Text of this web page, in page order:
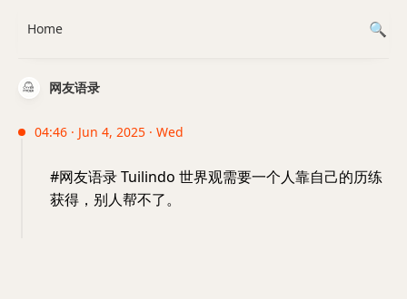
网友语录
04:46 · Jun 4, 2025 · Wed
#网友语录 Tuilindo 世界观需要一个人靠自己的历练
获得，别人帮不了。
Home